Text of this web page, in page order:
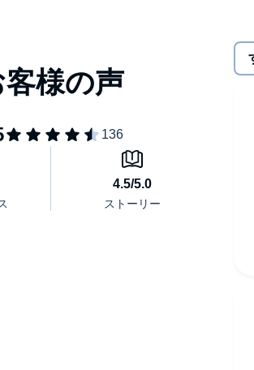
はじめるのにぴったり。 もちろん、小学
え方が固まってしまった大人にこそ、こ
を。 この本に書かれているのは、ふつ
読み解きが正解だとは限りません。 大切
の本は、そのきっかけになってくれます
ですね。 ブルースの悲しい過去や、シナ
Ishihara Published in Japan by